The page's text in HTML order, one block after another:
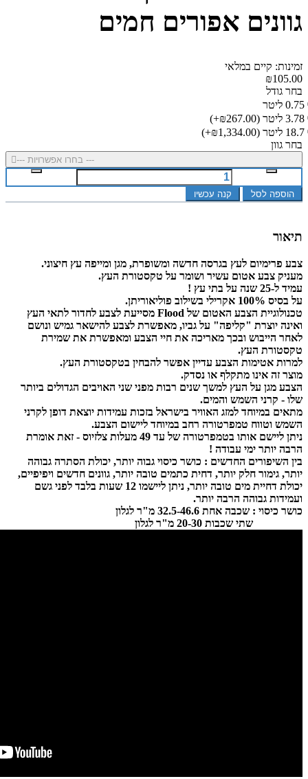
גוונים אפורים חמים
זמינות: קיים במלאי
₪105.00
בחר גודל
0.75 ליטר
3.78 ליטר
(₪267.00+)
18.7 ליטר
(₪1,334.00+)
בחר גוון
--- בחרו אפשרויות ---
הוספה לסל קנה עכשיו
תיאור
צבע פרימיום לעץ בגרסה חדשה ומשופרת, מגן ומייפה עץ חיצוני.
מעניק צבע אטום עשיר ושומר על טקסטורת העץ.
עמיד ל-25 שנה על בתי עץ !
על בסיס 100% אקרילי בשילוב פוליאוריתן.
טכנולוגיית הצבע האטום של Flood מסייעת לצבע לחדור לתאי העץ
ואינה יוצרת "קליפה" על גביו, מאפשרת לצבע להישאר גמיש ונושם
לאחר הייבוש ובכך מאריכה את חיי הצבע ומאפשרת את שמירת
טקסטורת העץ.
למרות אטימות הצבע עדיין אפשר להבחין בטקסטורת העץ.
מוצר זה אינו מתקלף או נסדק.
הצבע מגן על העץ למשך שנים רבות מפני שני האויבים הגדולים ביותר
שלו - קרני השמש והמים.
מתאים במיוחד למזג האוויר בישראל בזכות עמידות יוצאת דופן לקרני
השמש וטווח טמפרטורה רחב במיוחד ליישום הצבע.
ניתן ליישם אותו בטמפרטורה של עד 49 מעלות צלזיוס - זאת אומרת
הרבה יותר ימי עבודה !
בין השיפורים החדשים : כושר כיסוי גבוה יותר, יכולת הסתרה גבוהה
יותר, גימור חלק יותר, דחית כתמים טובה יותר, גוונים חדשים ויפיפיים,
יכולת דחיית מים טובה יותר, ניתן ליישמו 12 שעות בלבד לפני גשם
ועמידות גבוהה הרבה יותר.
כושר כיסוי : שכבה אחת 32.5-46.6 מ"ר לגלון
שתי שכבות 20-30 מ"ר לגלון